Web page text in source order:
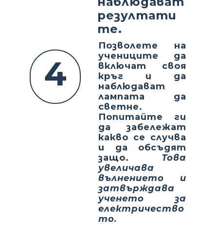
4
резултати
те.
Позволете на
учениците да
включат своя
кръг и да
наблюдават
лампата да
светне.
Попитайте ги
да забележат
какво се случва
и да обсъдят
защо. Това
увеличава
вълнението и
затвърждава
ученето за
електричество
то.